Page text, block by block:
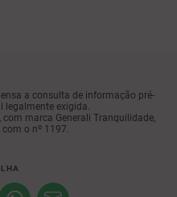
a consulta de informação pré-
exigida.
marca Generali Tranquilidade,
o nº 1197.